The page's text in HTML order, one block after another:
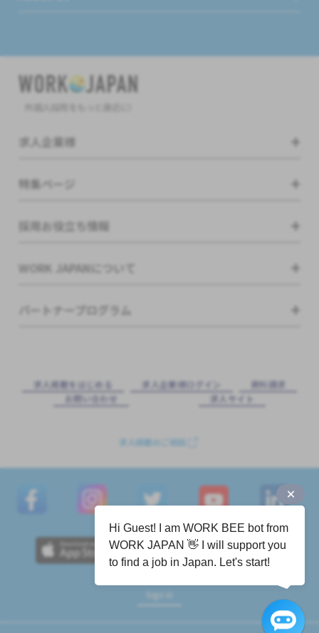
求人企業様
特集ページ
採用お役立ち情報
WORK JAPANについて
パートナープログラム
求⼈掲載をはじめる 求⼈企業様ログイン
資料請求
お問い合わせ
求⼈サイト
求人掲載のご相談
Sign in
Hi Guest! I am WORK BEE bot from
WORK JAPAN 👋 I will support you
to find a job in Japan. Let's start!